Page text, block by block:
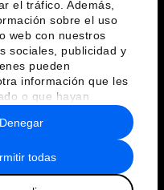
el tráfico. Además,
sobre el uso
web con nuestros
sociales, publicidad y
pueden
información que les
o que hayan
del uso que haya
todas
Denegar
normas de uso